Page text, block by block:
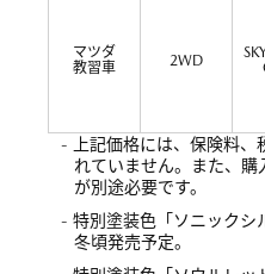
マツダ
教習車
2WD
- 上記価格には、保険料、
れていません。また、
が別途必要です。
- 特別塗装色「ソニックシ
冬頃発売予定。